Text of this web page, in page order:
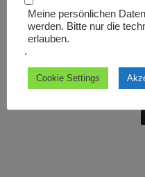
für meinen nächsten
Meine persönlichen
werden. Bitte nur die
erlauben.
.
Cookie Settings